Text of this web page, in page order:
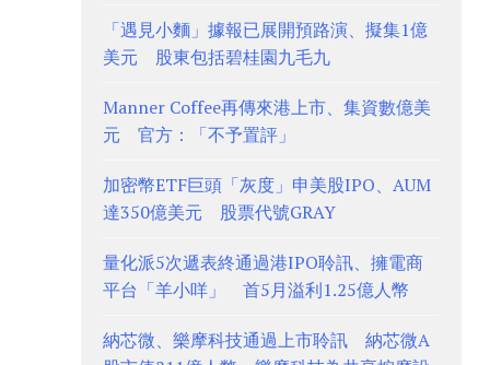
「遇見小麵」據報已展開預路演、擬集1億
美元 股東包括碧桂園九毛九
Manner Coffee再傳來港上市、集資數億美
元 官方：「不予置評」
加密幣ETF巨頭「灰度」申美股IPO、AUM
達350億美元 股票代號GRAY
量化派5次遞表終通過港IPO聆訊、擁電商
平台「羊小咩」 首5月溢利1.25億人幣
納芯微、樂摩科技通過上市聆訊 納芯微A